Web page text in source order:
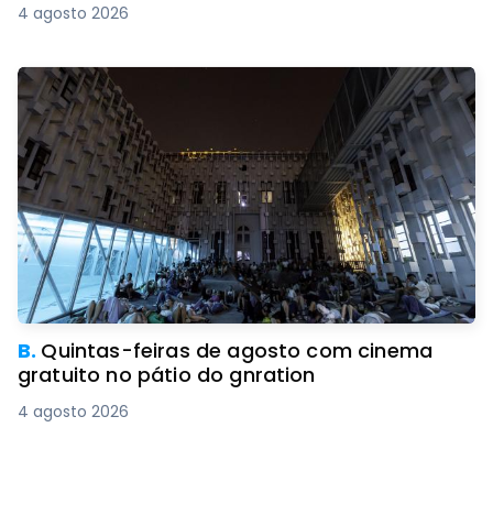
4 agosto 2026
B. Quintas-feiras de agosto com cinema
gratuito no pátio do gnration
4 agosto 2026